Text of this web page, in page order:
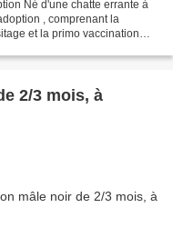
Né d'une chatte errante à
, comprenant la
et la primo vaccination
2/3 mois, à